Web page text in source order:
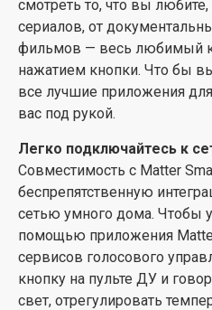
ввода, которая
консолью, вы готовы к
Европейское
Приставная подставка,
великолепный QLED-
в режим расслабляющего
комнату цветом, пока
дистанционного
переработанного пластика,
сертификатом FSC; даже
продуманы и напечатаны на
смотреть то, что вы
сериалов, от
фильмов — весь любимый
нажатием кнопки. Что бы
все лучшие приложения
вас под рукой.
Легко подключайтесь к
Совместимость с Matter
беспрепятственную
сетью умного дома. Чтобы
помощью приложения
сервисов голосового
кнопку на пульте ДУ и
свет, отрегулировать